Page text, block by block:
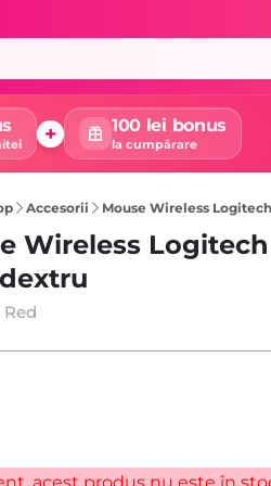
+ 100 lei bonus
la cumpărare
Accesorii Mouse Wireless
Wireless
Red